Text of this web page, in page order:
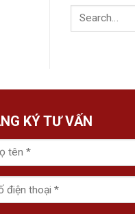
KÝ TƯ VẤN